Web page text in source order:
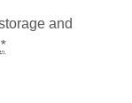
and
*